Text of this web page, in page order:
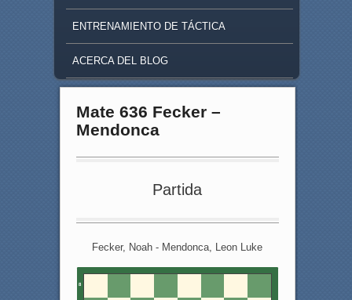
ENTRENAMIENTO DE TÁCTICA
ACERCA DEL BLOG
Mate 636 Fecker –
Mendonca
Partida
Fecker, Noah - Mendonca, Leon Luke
8